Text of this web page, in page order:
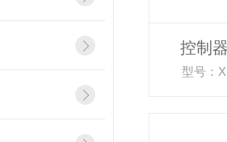
控制
型号：